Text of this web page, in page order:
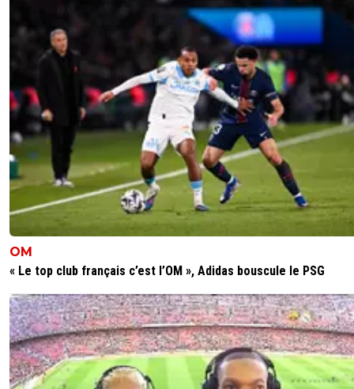
OM
« Le top club français c’est l’OM », Adidas bouscule le PSG